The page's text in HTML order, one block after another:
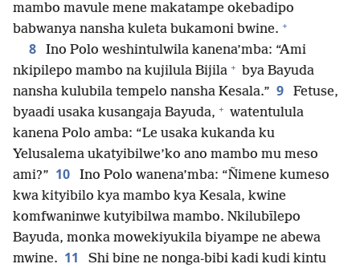
mambo mavule mene makatampe okebadipo
babwanya nansha kuleta bukamoni bwine. +
8
Ino Polo weshintulwila kanena’mba: “Ami
nkipilepo mambo na kujilula Bijila + bya Bayuda
nansha kulubila tempelo nansha Kesala.” 9
Fetuse,
byaadi usaka kusangaja Bayuda, + watentulula
kanena Polo amba: “Le usaka kukanda ku
Yelusalema ukatyibilwe’ko ano mambo mu meso
ami?” 10
Ino Polo wanena’mba: “Ñimene kumeso
kwa kityibilo kya mambo kya Kesala, kwine
komfwaninwe kutyibilwa mambo. Nkilubīlepo
Bayuda, monka mowekiyukila biyampe ne abewa
mwine. 11
Shi bine ne nonga-bibi kadi kudi kintu